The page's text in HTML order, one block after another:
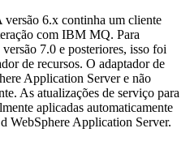
6.x continha um cliente
com IBM MQ. Para
7.0 e posteriores, isso foi
de recursos. O adaptador de
Application Servere não
As atualizações de serviço para
aplicadas automaticamente
WebSphere Application Server.